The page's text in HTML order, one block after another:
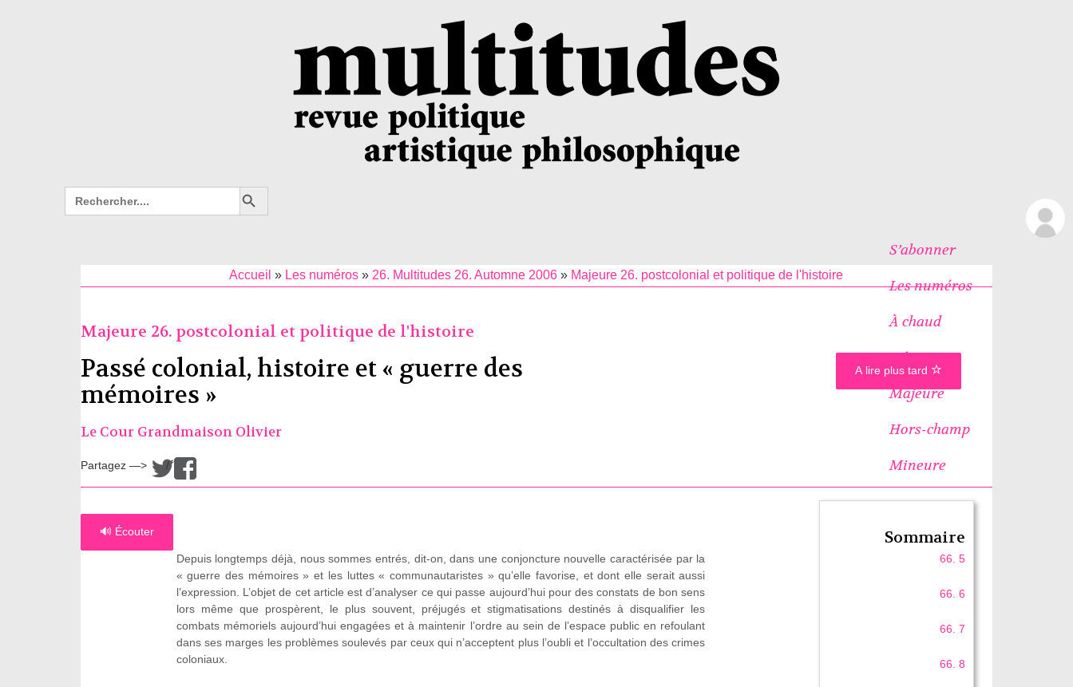
Search
for:
Search Button
S’abonner
Les numéros
À chaud
Icônes
Majeure
Hors-champ
Mineure
Accueil » Les numéros » 26. Multitudes 26. Automne 2006 » Majeure 26. postcolonial et politique de l'histoire
Majeure 26. postcolonial et politique de l'histoire
Passé colonial, histoire et « guerre des
mémoires »
Le Cour Grandmaison Olivier
Partagez —> /
🔊 Écouter
Depuis longtemps déjà, nous sommes entrés, dit-on, dans une conjoncture nouvelle caractérisée par la
« guerre des mémoires » et les luttes « communautaristes » qu’elle favorise, et dont elle serait aussi
l’expression. L’objet de cet article est d’analyser ce qui passe aujourd’hui pour des constats de bon sens
lors même que prospèrent, le plus souvent, préjugés et stigmatisations destinés à disqualifier les
combats mémoriels aujourd’hui engagées et à maintenir l’ordre au sein de l’espace public en refoulant
dans ses marges les problèmes soulevés par ceux qui n’acceptent plus l’oubli et l’occultation des crimes
coloniaux.
A lire plus tard
Sommaire
66. 5
66. 6
66. 7
66. 8